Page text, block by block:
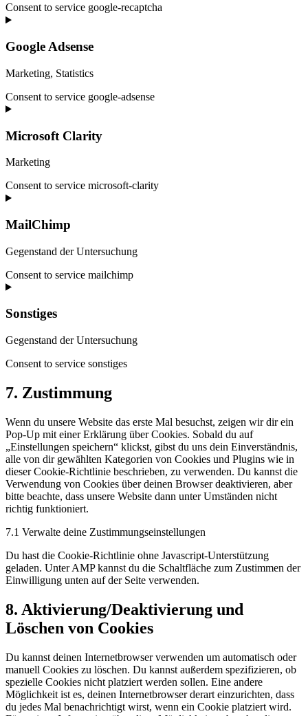
Consent to service google-recaptcha
Google Adsense
Marketing, Statistics
Consent to service google-adsense
Microsoft Clarity
Marketing
Consent to service microsoft-clarity
MailChimp
Gegenstand der Untersuchung
Consent to service mailchimp
Sonstiges
Gegenstand der Untersuchung
Consent to service sonstiges
7. Zustimmung
Wenn du unsere Website das erste Mal besuchst, zeigen wir dir ein
Pop-Up mit einer Erklärung über Cookies. Sobald du auf
„Einstellungen speichern“ klickst, gibst du uns dein Einverständnis,
alle von dir gewählten Kategorien von Cookies und Plugins wie in
dieser Cookie-Richtlinie beschrieben, zu verwenden. Du kannst die
Verwendung von Cookies über deinen Browser deaktivieren, aber
bitte beachte, dass unsere Website dann unter Umständen nicht
richtig funktioniert.
7.1 Verwalte deine Zustimmungseinstellungen
Du hast die Cookie-Richtlinie ohne Javascript-Unterstützung
geladen. Unter AMP kannst du die Schaltfläche zum Zustimmen der
Einwilligung unten auf der Seite verwenden.
8. Aktivierung/Deaktivierung und
Löschen von Cookies
Du kannst deinen Internetbrowser verwenden um automatisch oder
manuell Cookies zu löschen. Du kannst außerdem spezifizieren, ob
spezielle Cookies nicht platziert werden sollen. Eine andere
Möglichkeit ist es, deinen Internetbrowser derart einzurichten, dass
du jedes Mal benachrichtigt wirst, wenn ein Cookie platziert wird.